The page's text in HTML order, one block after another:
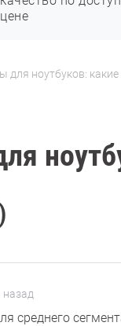
цене
для ноутбуков:
назад
среднего